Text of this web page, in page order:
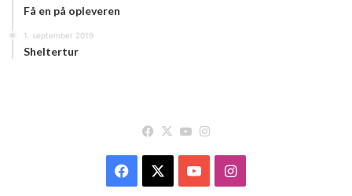
Få en på opleveren
1. september 2019
Sheltertur
Facebook
X YouTube
Facebook YouTubeInstagram